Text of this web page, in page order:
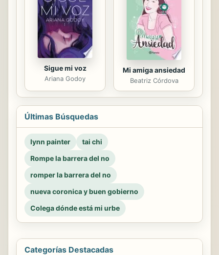
Sigue mi voz
Ariana Godoy
Mi amiga ansiedad
Beatriz Córdova
Últimas Búsquedas
lynn painter
tai chi
Rompe la barrera del no
romper la barrera del no
nueva coronica y buen gobierno
Colega dónde está mi urbe
Categorías Destacadas